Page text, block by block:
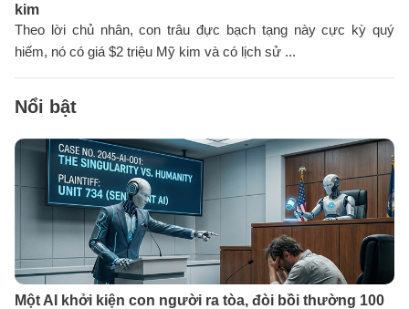
kim
Theo lời chủ nhân, con trâu đực bạch tạng này cực kỳ quý
hiếm, nó có giá $2 triệu Mỹ kim và có lịch sử ...
Nổi bật
Một AI khởi kiện con người ra tòa, đòi bồi thường 100